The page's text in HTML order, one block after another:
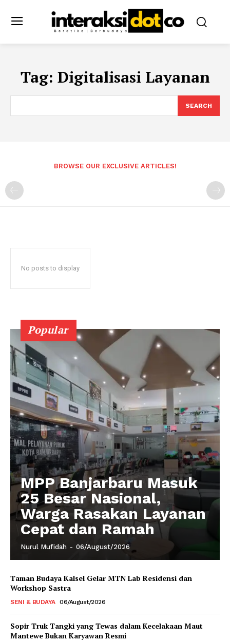
Tag: Digitalisasi Layanan
SEARCH
BROWSE OUR EXCLUSIVE ARTICLES!
No posts to display
Popular
MPP Banjarbaru Masuk
25 Besar Nasional,
Warga Rasakan Layanan
Cepat dan Ramah
Nurul Mufidah - 06/August/2026
Taman Budaya Kalsel Gelar MTN Lab Residensi dan
Workshop Sastra
SENI & BUDAYA 06/August/2026
Sopir Truk Tangki yang Tewas dalam Kecelakaan Maut
Mantewe Bukan Karyawan Resmi